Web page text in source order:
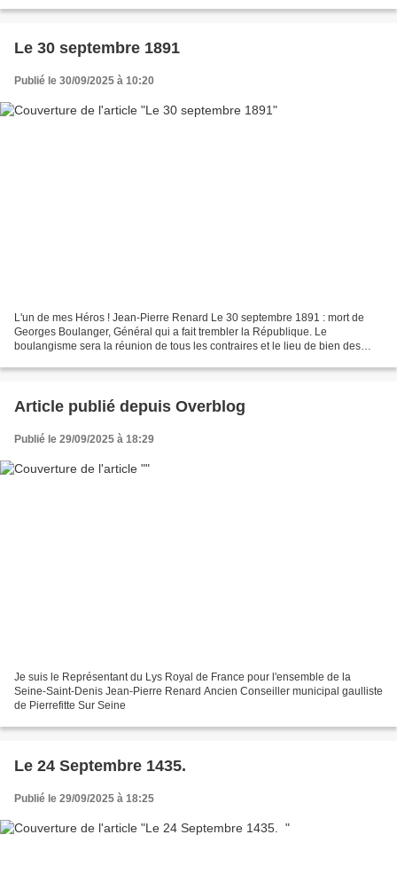
Le 30 septembre 1891
Publié le 30/09/2025 à 10:20
L'un de mes Héros ! Jean-Pierre Renard Le 30 septembre 1891 : mort de
Georges Boulanger, Général qui a fait trembler la République. Le
boulangisme sera la réunion de tous les contraires et le lieu de bien des
Article publié depuis Overblog
Publié le 29/09/2025 à 18:29
Je suis le Représentant du Lys Royal de France pour l'ensemble de la
Seine-Saint-Denis Jean-Pierre Renard Ancien Conseiller municipal gaulliste
de Pierrefitte Sur Seine
Le 24 Septembre 1435.
Publié le 29/09/2025 à 18:25